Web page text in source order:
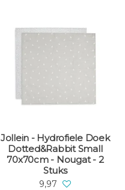
Jollein - Hydrofiele Doek
Dotted&Rabbit Small
70x70cm - Nougat - 2
Stuks
9,97